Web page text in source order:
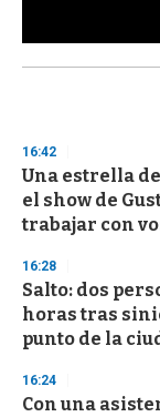
s
d
s
o
f
3
s
e
c
o
n
d
16:42
Una estrella
el show de
trabajar con
16:28
Salto: dos
horas tras
punto de la
16:24
Con una